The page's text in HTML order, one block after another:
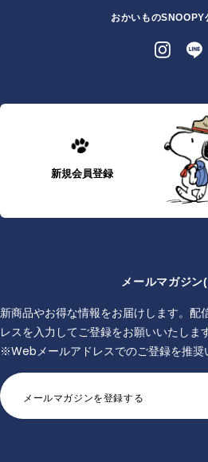
おかいものSNOOPY
新規会員登録
メールマガジン
新商品やお得な情報をお届けします。配
レスを入力してご登録をお願いいたします
※Webメールアドレスでのご登録を推奨
メールマガジンを登録する